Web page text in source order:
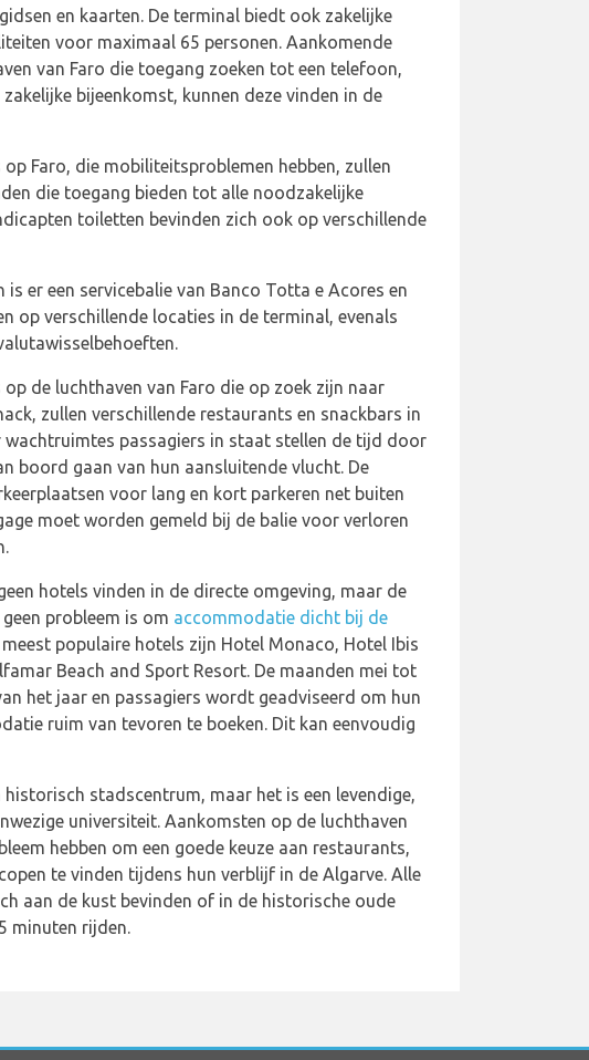
en kaarten. De terminal biedt ook zakelijke
voor maximaal 65 personen. Aankomende
van Faro die toegang zoeken tot een telefoon,
bijeenkomst, kunnen deze vinden in de
Faro, die mobiliteitsproblemen hebben, zullen
die toegang bieden tot alle noodzakelijke
toiletten bevinden zich ook op verschillende
er een servicebalie van Banco Totta e Acores en
op verschillende locaties in de terminal, evenals
de luchthaven van Faro die op zoek zijn naar
zullen verschillende restaurants en snackbars in
wachtruimtes passagiers in staat stellen de tijd door
boord gaan van hun aansluitende vlucht. De
voor lang en kort parkeren net buiten
moet worden gemeld bij de balie voor verloren
hotels vinden in de directe omgeving, maar de
probleem is om accommodatie dicht bij de
meest populaire hotels zijn Hotel Monaco, Hotel Ibis
Beach and Sport Resort. De maanden mei tot
het jaar en passagiers wordt geadviseerd om hun
ruim van tevoren te boeken. Dit kan eenvoudig
historisch stadscentrum, maar het is een levendige,
universiteit. Aankomsten op de luchthaven
hebben om een goede keuze aan restaurants,
te vinden tijdens hun verblijf in de Algarve. Alle
aan de kust bevinden of in de historische oude
minuten rijden.